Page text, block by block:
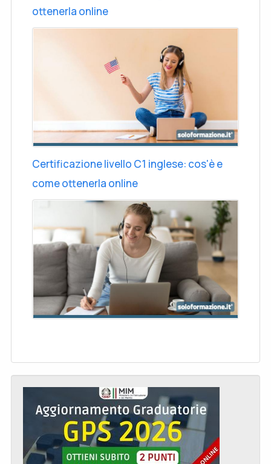
ottenerla online
Certificazione livello C1 inglese: cos'è e
come ottenerla online